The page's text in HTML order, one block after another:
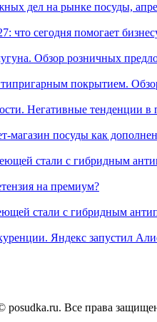
дел на рынке посуды,
сегодня помогает
Обзор розничных
покрытием.
Негативные тенденции
магазин посуды как
стали с гибридным
на премиум?
стали с гибридным
Яндекс запустил
posudka.ru. Все права